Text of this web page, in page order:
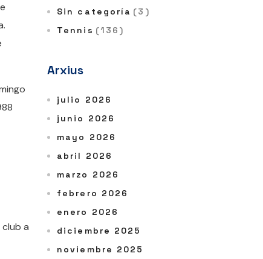
a
Sin categoría (3)
Tennis (136)
Arxius
julio 2026
junio 2026
mayo 2026
abril 2026
marzo 2026
febrero 2026
enero 2026
diciembre 2025
noviembre 2025